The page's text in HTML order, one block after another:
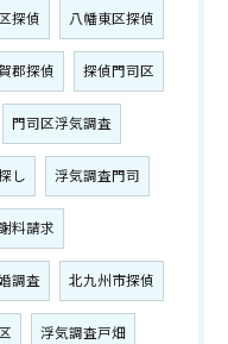
探偵 八幡東区探偵
郡探偵 探偵門司区
門司区浮気調査
し 浮気調査門司
料請求
調査 北九州市探偵
浮気調査戸畑